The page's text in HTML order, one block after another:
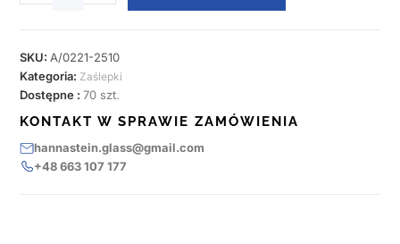
SKU: A/0221-2510
Kategoria: Zaślepki
Dostępne :70 szt.
KONTAKT W SPRAWIE ZAMÓWIENIA
hannastein.glass@gmail.com
+48 663 107 177